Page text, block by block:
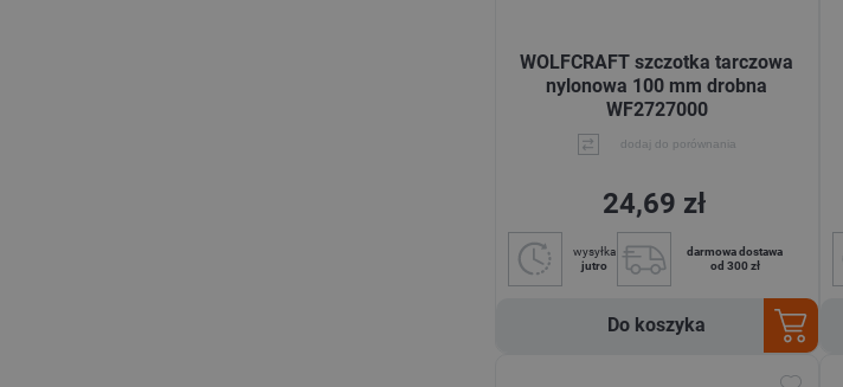
WOLFCRAFT szczotka tarczowa
nylonowa 100 mm drobna
WF2727000
dodaj do porównania
24,69 zł
wysyłka
jutro
darmowa dostawa
od 300 zł
Do koszyka